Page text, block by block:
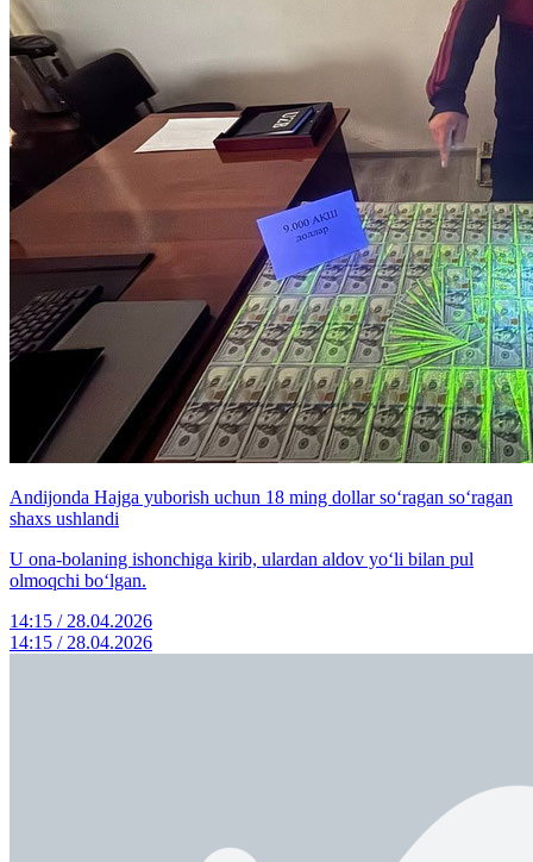
Andijonda Hajga yuborish uchun 18 ming dollar so‘ragan so‘ragan
shaxs ushlandi
U ona-bolaning ishonchiga kirib, ulardan aldov yo‘li bilan pul
olmoqchi bo‘lgan.
14:15 / 28.04.2026
14:15 / 28.04.2026